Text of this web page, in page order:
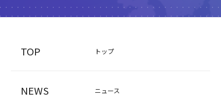
TOP トップ
NEWS ニュース